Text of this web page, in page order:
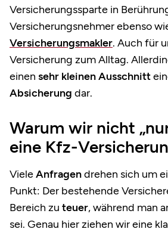
Versicherungssparte in
Versicherungsnehmer ebenso
Versicherungsmakler. Auch für
Versicherung zum Alltag.
einen sehr kleinen Ausschnitt
Absicherung dar.
Warum wir nicht
eine Kfz-
VieleAnfragendrehen sich um
Punkt: Der bestehende
Bereich zu teuer, während man
sei. Genau hier ziehen wir eine